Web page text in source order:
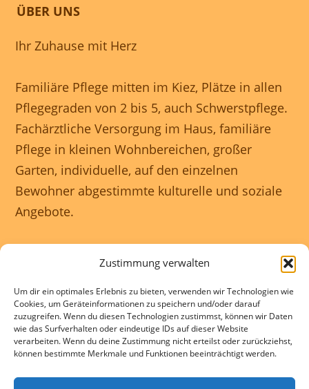
Zustimmung verwalten
Um dir ein optimales Erlebnis zu bieten, verwenden wir Technologien wie
Cookies, um Geräteinformationen zu speichern und/oder darauf
zuzugreifen. Wenn du diesen Technologien zustimmst, können wir Daten
wie das Surfverhalten oder eindeutige IDs auf dieser Website
verarbeiten. Wenn du deine Zustimmung nicht erteilst oder zurückziehst,
können bestimmte Merkmale und Funktionen beeinträchtigt werden.
ÜBER UNS
Ihr Zuhause mit Herz
Familiäre Pflege mitten im Kiez, Plätze in allen
Pflegegraden von 2 bis 5, auch Schwerstpflege.
Fachärztliche Versorgung im Haus, familiäre
Pflege in kleinen Wohnbereichen, großer
Garten, individuelle, auf den einzelnen
Bewohner abgestimmte kulturelle und soziale
Angebote.
gewährleisten eine 24 Stunden rundum
Betreuung.
Kontakte und Beratung individuell und
kostenlos.